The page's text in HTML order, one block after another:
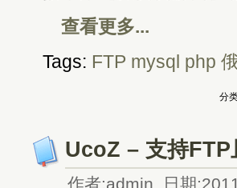
查看更多...
Tags: FTP mysql php
分
UcoZ – 支持FTP
作者:admin 日期